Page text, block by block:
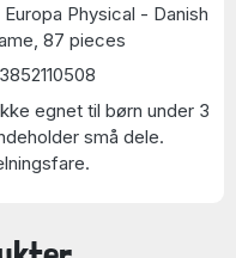
Europa Physical - Danish
87 pieces
egnet til børn under 3
små dele.